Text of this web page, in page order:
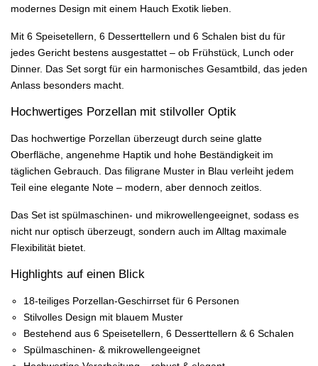
modernes Design mit einem Hauch Exotik lieben.
Mit 6 Speisetellern, 6 Desserttellern und 6 Schalen bist du für
jedes Gericht bestens ausgestattet – ob Frühstück, Lunch oder
Dinner. Das Set sorgt für ein harmonisches Gesamtbild, das jeden
Anlass besonders macht.
Hochwertiges Porzellan mit stilvoller Optik
Das hochwertige Porzellan überzeugt durch seine glatte
Oberfläche, angenehme Haptik und hohe Beständigkeit im
täglichen Gebrauch. Das filigrane Muster in Blau verleiht jedem
Teil eine elegante Note – modern, aber dennoch zeitlos.
Das Set ist spülmaschinen- und mikrowellengeeignet, sodass es
nicht nur optisch überzeugt, sondern auch im Alltag maximale
Flexibilität bietet.
Highlights auf einen Blick
18-teiliges Porzellan-Geschirrset für 6 Personen
Stilvolles Design mit blauem Muster
Bestehend aus 6 Speisetellern, 6 Desserttellern & 6 Schalen
Spülmaschinen- & mikrowellengeeignet